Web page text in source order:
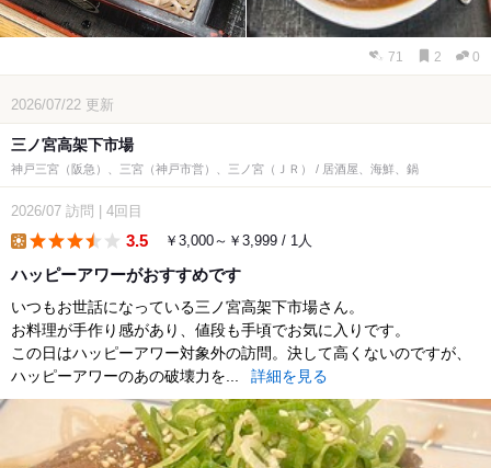
71 2 0
2026/07/22 更新
三ノ宮高架下市場
神戸三宮（阪急）、三宮（神戸市営）、三ノ宮（ＪＲ） / 居酒屋、海鮮、鍋
2026/07 訪問 | 4回目
3.5 ￥3,000～￥3,999 / 1人
ハッピーアワーがおすすめです
いつもお世話になっている三ノ宮高架下市場さん。
お料理が手作り感があり、値段も手頃でお気に入りです。
この日はハッピーアワー対象外の訪問。決して高くないのですが、
ハッピーアワーのあの破壊力を...
詳細を見る